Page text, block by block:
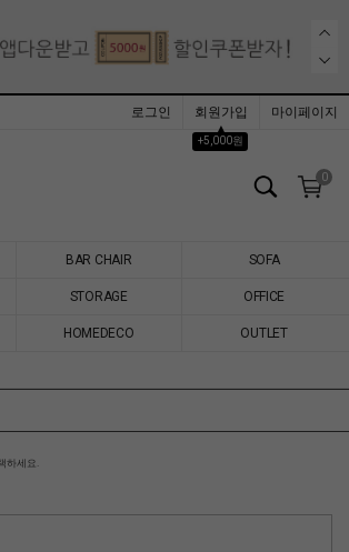
로그인
회원가입
▲
+5,000원
마이페이지
0
BAR CHAIR SOFA
STORAGE OFFICE
HOMEDECO OUTLET
하세요.